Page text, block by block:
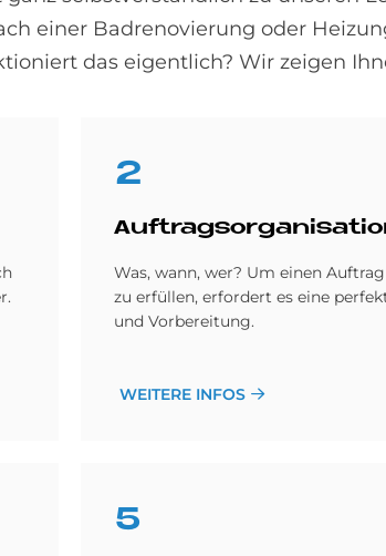
einer Badrenovierung oder
das eigentlich? Wir zeigen
2
Was, wann, wer? Um einen
zu erfüllen, erfordert es eine
und Vorbereitung.
WEITERE INFOS
5